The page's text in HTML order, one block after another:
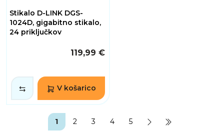
Stikalo D-LINK DGS-
1024D, gigabitno stikalo,
24 priključkov
119,99 €
V košarico
1 2 3 4 5